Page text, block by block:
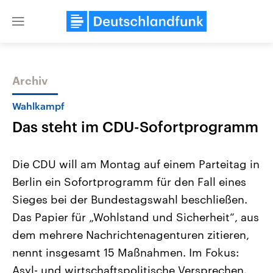
Close
Themen
Landtagswahl Sachsen-Anhalt
2026
Alle Informationen
Sachsen-Anhalt wählt am 6.
September 2026 einen neuen
Landtag. Seit 2021 wird das
Bundesland von einer Koalition aus
USA
Aktuelle Beiträge,
Hintergründe
Wirtschaftlich und
gehören die Vereinigten
mit großem Einfluss auf
Archiv
Wahlkampf
Das steht im CDU-Sofortprogramm
Die CDU will am Montag auf einem Parteitag in
Berlin ein Sofortprogramm für den Fall eines
Sieges bei der Bundestagswahl beschließen.
Das Papier für „Wohlstand und Sicherheit“, aus
dem mehrere Nachrichtenagenturen zitieren,
nennt insgesamt 15 Maßnahmen. Im Fokus:
Asyl- und wirtschaftspolitische Versprechen.